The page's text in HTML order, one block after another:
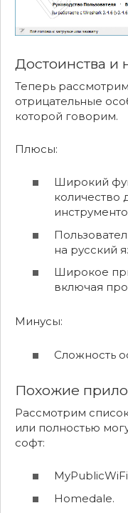
Достоинства и
Теперь
отрицательные
которой говорим.
Плюсы:
Широкий
количество
на русский
Широкое
включая
Минусы:
Сложность
Похожие
Рассмотрим
или полностью
софт:
Homedale.